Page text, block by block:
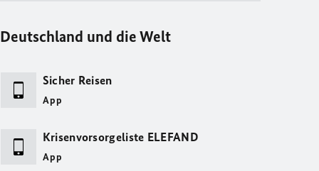
Deutschland und die Welt
Sicher Reisen
App
Krisenvorsorgeliste ELEFAND
App